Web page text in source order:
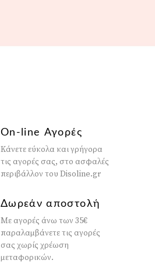
On-line Αγορές
Κάνετε εύκολα και γρήγορα
τις αγορές σας, στο ασφαλές
περιβάλλον του Disoline.gr
Δωρεάν αποστολή
Με αγορές άνω των 35€
παραλαμβάνετε τις αγορές
σας χωρίς χρέωση
μεταφορικών.